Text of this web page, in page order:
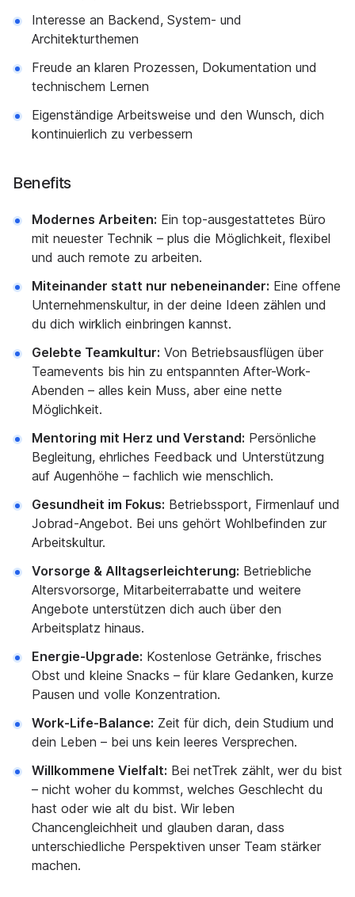
Interesse an Backend, System- und
Architekturthemen
Freude an klaren Prozessen, Dokumentation und
technischem Lernen
Eigenständige Arbeitsweise und den Wunsch, dich
kontinuierlich zu verbessern
Benefits
Modernes Arbeiten: Ein top-ausgestattetes Büro
mit neuester Technik – plus die Möglichkeit, flexibel
und auch remote zu arbeiten.
Miteinander statt nur nebeneinander: Eine offene
Unternehmenskultur, in der deine Ideen zählen und
du dich wirklich einbringen kannst.
Gelebte Teamkultur: Von Betriebsausflügen über
Teamevents bis hin zu entspannten After-Work-
Abenden – alles kein Muss, aber eine nette
Möglichkeit.
Mentoring mit Herz und Verstand: Persönliche
Begleitung, ehrliches Feedback und Unterstützung
auf Augenhöhe – fachlich wie menschlich.
Gesundheit im Fokus: Betriebssport, Firmenlauf und
Jobrad-Angebot. Bei uns gehört Wohlbefinden zur
Arbeitskultur.
Vorsorge & Alltagserleichterung: Betriebliche
Altersvorsorge, Mitarbeiterrabatte und weitere
Angebote unterstützen dich auch über den
Arbeitsplatz hinaus.
Energie-Upgrade: Kostenlose Getränke, frisches
Obst und kleine Snacks – für klare Gedanken, kurze
Pausen und volle Konzentration.
Work-Life-Balance: Zeit für dich, dein Studium und
dein Leben – bei uns kein leeres Versprechen.
Willkommene Vielfalt: Bei netTrek zählt, wer du bist
– nicht woher du kommst, welches Geschlecht du
hast oder wie alt du bist. Wir leben
Chancengleichheit und glauben daran, dass
unterschiedliche Perspektiven unser Team stärker
machen.